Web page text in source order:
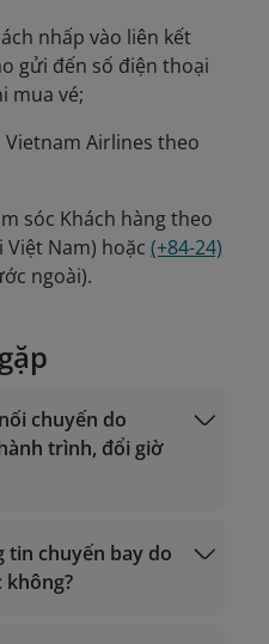
nhấp vào liên kết
gửi đến số điện thoại
mua vé;
Vietnam Airlines theo
sóc Khách hàng theo
Việt Nam) hoặc(+84-24)
ngoài).
chuyến do
trình, đổi giờ
Khách hàng:
tin chuyến bay do
không?